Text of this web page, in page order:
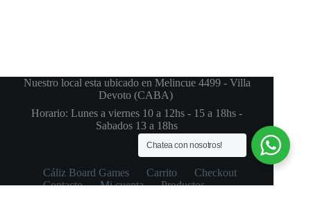
Nuestro local esta ubicado en Melincue 4499 - Villa
Devoto (CABA)
Horario: Lunes a viernes 10 a 12hs - 15 a 18hs -
Sabados 13 a 18hs
Cáliz Board Games Carrito
Checkout
Contacto
Mi cuenta Productos
Chatea con nosotros!